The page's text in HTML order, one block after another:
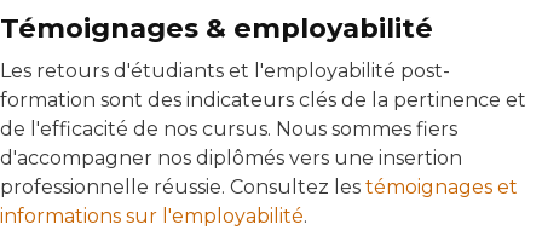
Témoignages & employabilité
Les retours d'étudiants et l'employabilité post-
formation sont des indicateurs clés de la pertinence et
de l'efficacité de nos cursus. Nous sommes fiers
d'accompagner nos diplômés vers une insertion
professionnelle réussie. Consultez les témoignages et
informations sur l'employabilité.